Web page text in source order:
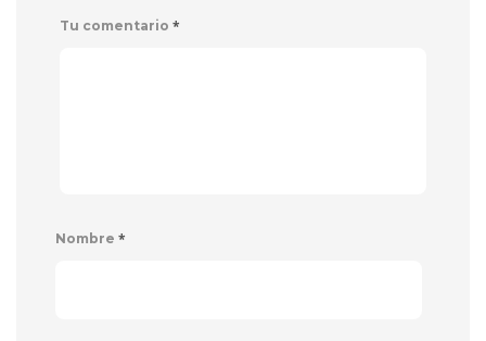
Tu comentario *
Nombre *